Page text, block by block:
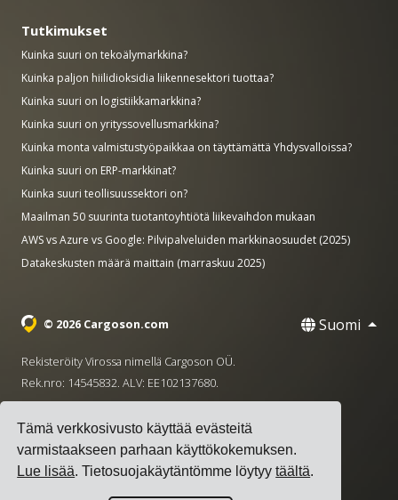
Tämä verkkosivusto käyttää evästeitä
varmistaakseen parhaan käyttökokemuksen.
Lue lisää. Tietosuojakäytäntömme löytyytäältä.
Tutkimukset
Kuinka suuri on tekoälymarkkina?
Kuinka paljon hiilidioksidia liikennesektori tuottaa?
Kuinka suuri on logistiikkamarkkina?
Kuinka suuri on yrityssovellusmarkkina?
Kuinka monta valmistustyöpaikkaa on täyttämättä Yhdysvalloissa?
Kuinka suuri on ERP-markkinat?
Kuinka suuri teollisuussektori on?
Maailman 50 suurinta tuotantoyhtiötä liikevaihdon mukaan
AWS vs Azure vs Google: Pilvipalveluiden markkinaosuudet (2025)
Datakeskusten määrä maittain (marraskuu 2025)
© 2026 Cargoson.com Suomi
Rekisteröity Virossa nimellä Cargoson OÜ.
Rek.nro: 14545832. ALV: EE102137680.
· hello@cargoson.com
Käyttöehdot Tietosuojakäytäntö Evästekäytäntö